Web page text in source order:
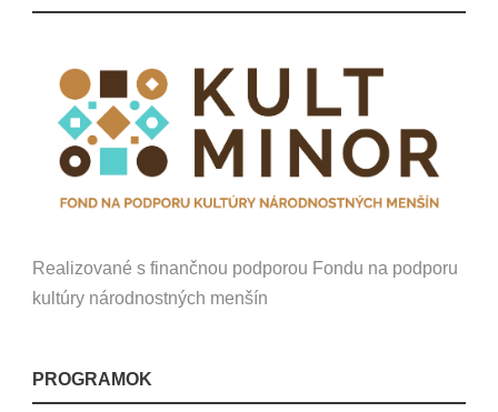
Realizované s finančnou podporou Fondu na podporu
kultúry národnostných menšín
PROGRAMOK